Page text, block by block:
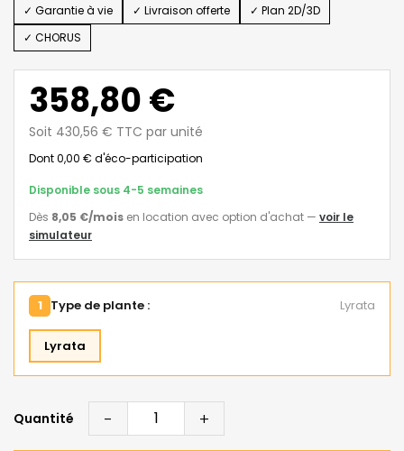
✓ Garantie à vie ✓ Livraison offerte
✓ Plan 2D/3D
✓ CHORUS
358,80 €
Soit 430,56 € TTC par unité
Dont 0,00 € d'éco-participation
Disponible sous 4-5 semaines
Dès 8,05 €/mois en location avec option d'achat — voir le
simulateur
1 Type de plante : Lyrata
Lyrata
Quantité -
+